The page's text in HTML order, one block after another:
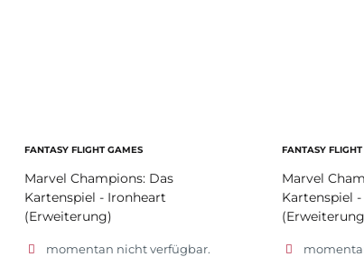
FANTASY FLIGHT GAMES
Marvel Champions: Das
Kartenspiel - Ironheart
(Erweiterung)
momentan nicht verfügbar.
FANTASY
Marvel
Kartenspiel -